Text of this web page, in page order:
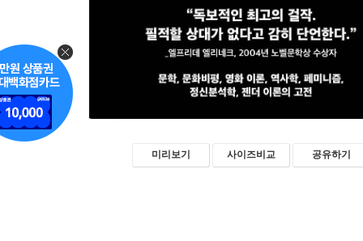
미리보기 사이즈비교 공유하기